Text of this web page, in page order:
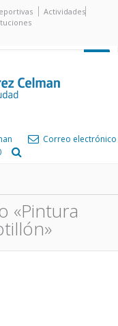
Actividades
Correo electrónico
«Pintura